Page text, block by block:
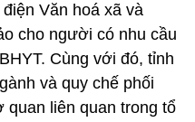
Văn hoá xã và
cho người có nhu cầu
Cùng với đó, tỉnh
và quy chế phối
liên quan trong tổ